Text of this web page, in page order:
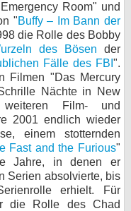
Room" und
"Buffy – Im Bann der
die Rolle des Bobby
des Bösen der
Fälle des FBI ".
Filmen "Das Mercury
Nächte in New
Film- und
2001 endlich wieder
einem stotternden
Fast and the Furious"
Jahre, in denen er
Serien absolvierte, bis
erhielt. Für
die Rolle des Chad